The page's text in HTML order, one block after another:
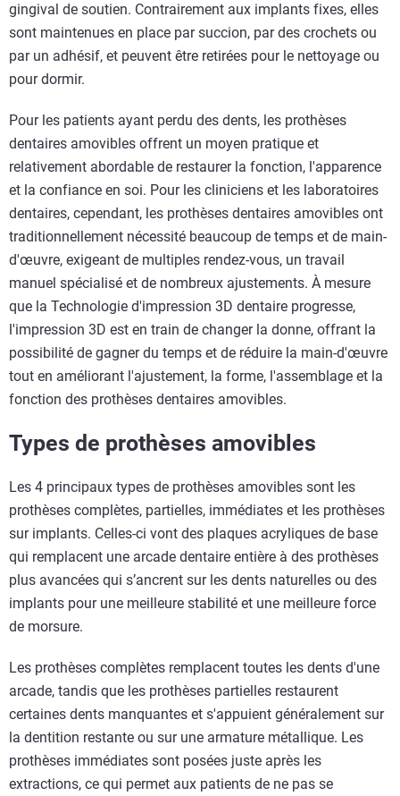
gingival de soutien. Contrairement aux implants fixes, elles
sont maintenues en place par succion, par des crochets ou
par un adhésif, et peuvent être retirées pour le nettoyage ou
pour dormir.
Pour les patients ayant perdu des dents, les prothèses
dentaires amovibles offrent un moyen pratique et
relativement abordable de restaurer la fonction, l'apparence
et la confiance en soi. Pour les cliniciens et les laboratoires
dentaires, cependant, les prothèses dentaires amovibles ont
traditionnellement nécessité beaucoup de temps et de main-
d'œuvre, exigeant de multiples rendez-vous, un travail
manuel spécialisé et de nombreux ajustements. À mesure
que la Technologie d'impression 3D dentaire progresse,
l'impression 3D est en train de changer la donne, offrant la
possibilité de gagner du temps et de réduire la main-d'œuvre
tout en améliorant l'ajustement, la forme, l'assemblage et la
fonction des prothèses dentaires amovibles.
Types de prothèses amovibles
Les 4 principaux types de prothèses amovibles sont les
prothèses complètes, partielles, immédiates et les prothèses
sur implants. Celles-ci vont des plaques acryliques de base
qui remplacent une arcade dentaire entière à des prothèses
plus avancées qui s’ancrent sur les dents naturelles ou des
implants pour une meilleure stabilité et une meilleure force
de morsure.
Les prothèses complètes remplacent toutes les dents d'une
arcade, tandis que les prothèses partielles restaurent
certaines dents manquantes et s'appuient généralement sur
la dentition restante ou sur une armature métallique. Les
prothèses immédiates sont posées juste après les
extractions, ce qui permet aux patients de ne pas se